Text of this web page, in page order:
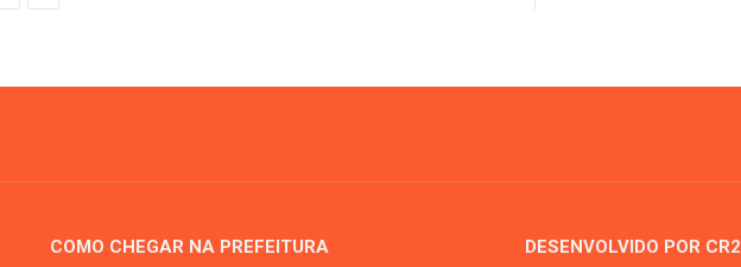
COMO CHEGAR NA PREFEITURA DESENVOLVIDO POR CR2